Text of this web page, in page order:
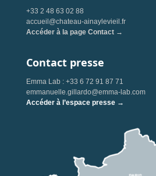
+33 2 48 63 02 88
accueil@chateau-ainaylevieil.fr
Accéder à la page Contact →
Contact presse
Emma Lab : +33 6 72 91 87 71
emmanuelle.gillardo@emma-lab.com
Accéder à l’espace presse →